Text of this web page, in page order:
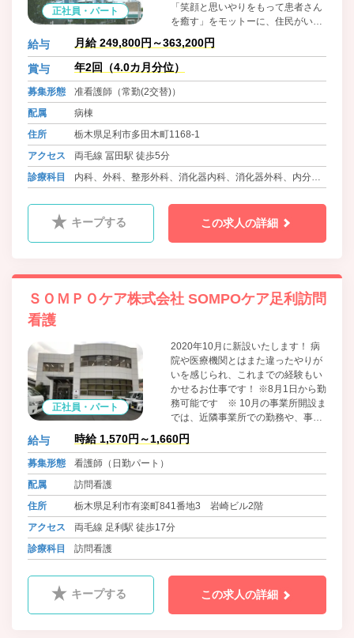
正社員・パート
「笑顔と思いやりをもって患者さん
を癒す」をモットーに、住民がいつ
でも安心してかかれて、患者さん ・
ご家族 ・ 職員が満足できる病院を
目指します。 患者さん優先の開かれ
を提供し、地域社会に貢献します。
給与 月給 249,800円～363,200円
賞与 年2回（4.0カ月分位）
募集形態
准看護師（常勤(2交替)）
配属
病棟
住所
栃木県足利市多田木町1168-1
アクセス
両毛線 冨田駅 徒歩5分
診療科目
内科、外科、整形外科、消化器内科、消化器外科、内分泌
キープする この求人の詳細
ＳＯＭＰＯケア株式会社 SOMPOケア足利訪問
看護
正社員・パート
2020年10月に新設いたします！ 病
院や医療機関とはまた違ったやりが
いを感じられ、これまでの経験もい
かせるお仕事です！ ※8月1日から勤
務可能です ※ 10月の事業所開設ま
では、近隣事業所での勤務や、事務
作業、地域での営業活動に従事して
いただきます。勤務開始時期はお気
給与 時給 1,570円～1,660円
募集形態
看護師（日勤パート）
配属
訪問看護
住所
栃木県足利市有楽町841番地3 岩崎ビル2階
アクセス
両毛線 足利駅 徒歩17分
診療科目
訪問看護
キープする この求人の詳細